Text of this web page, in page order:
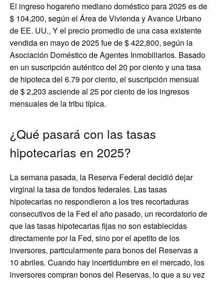
El ingreso hogareño mediano doméstico para 2025 es de
$ 104,200, según el Área de Vivienda y Avance Urbano
de EE. UU., Y el precio promedio de una casa existente
vendida en mayo de 2025 fue de $ 422,800, según la
Asociación Doméstico de Agentes Inmobiliarios. Basado
en un suscripción auténtico del 20 por ciento y una tasa
de hipoteca del 6.79 por ciento, el suscripción mensual
de $ 2,203 asciende al 25 por ciento de los ingresos
mensuales de la tribu típica.
¿Qué pasará con las tasas
hipotecarias en 2025?
La semana pasada, la Reserva Federal decidió dejar
virginal la tasa de fondos federales. Las tasas
hipotecarias no respondieron a los tres recortaduras
consecutivos de la Fed el año pasado, un recordatorio de
que las tasas hipotecarias fijas no son establecidas
directamente por la Fed, sino por el apetito de los
inversores, particularmente para bonos del Reservas a
10 abriles. Cuando hay incertidumbre en el mercado, los
inversores compran bonos del Reservas, lo que a su vez